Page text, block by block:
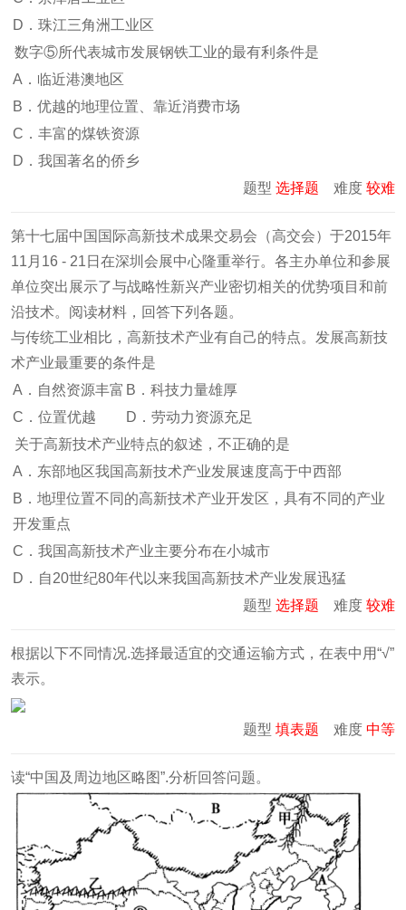
D．珠江三角洲工业区
数字⑤所代表城市发展钢铁工业的最有利条件是
A．临近港澳地区
B．优越的地理位置、靠近消费市场
C．丰富的煤铁资源
D．我国著名的侨乡
题型 选择题 难度 较难
第十七届中国国际高新技术成果交易会（高交会）于2015年
11月16 - 21日在深圳会展中心隆重举行。各主办单位和参展
单位突出展示了与战略性新兴产业密切相关的优势项目和前
沿技术。阅读材料，回答下列各题。
与传统工业相比，高新技术产业有自己的特点。发展高新技
术产业最重要的条件是
A．自然资源丰富 B．科技力量雄厚
C．位置优越
D．劳动力资源充足
关于高新技术产业特点的叙述，不正确的是
A．东部地区我国高新技术产业发展速度高于中西部
B．地理位置不同的高新技术产业开发区，具有不同的产业
开发重点
C．我国高新技术产业主要分布在小城市
D．自20世纪80年代以来我国高新技术产业发展迅猛
题型 选择题 难度 较难
根据以下不同情况.选择最适宜的交通运输方式，在表中用“√”
表示。
题型 填表题 难度 中等
读“中国及周边地区略图”.分析回答问题。